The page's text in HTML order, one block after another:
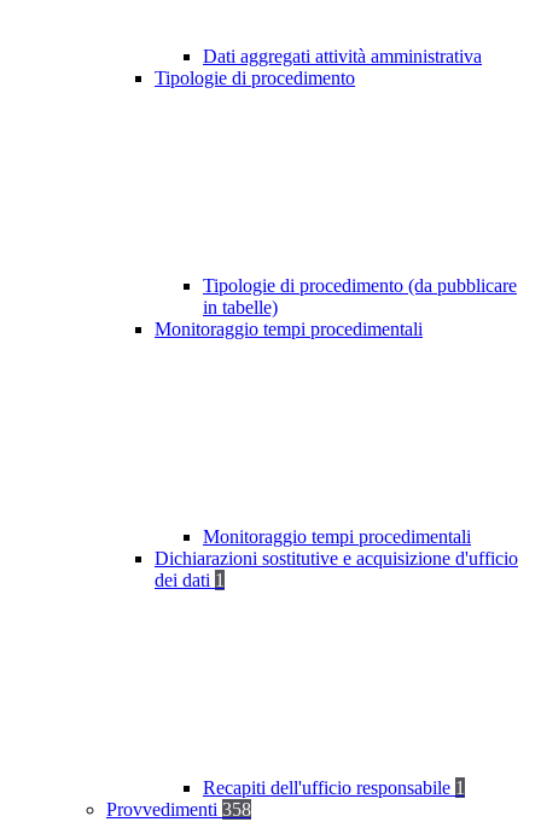
Dati aggregati attività amministrativa
Tipologie di procedimento
Tipologie di procedimento (da pubblicare
in tabelle)
Monitoraggio tempi procedimentali
Monitoraggio tempi procedimentali
Dichiarazioni sostitutive e acquisizione d'ufficio
dei dati 1
Recapiti dell'ufficio responsabile 1
Provvedimenti 358